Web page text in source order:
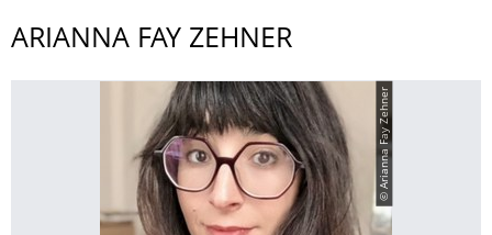
ARIANNA FAY ZEHNER
© Arianna Fay Zehner